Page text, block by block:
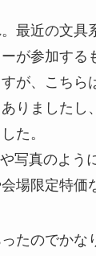
最近の文具
が参加する
が、こちら
りましたし
た。
写真のよう
場限定特価
たのでかな